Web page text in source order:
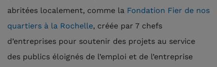
abritées localement, comme la Fondation Fier de nos
quartiers à la Rochelle, créée par 7 chefs
d’entreprises pour soutenir des projets au service
des publics éloignés de l’emploi et de l’entreprise